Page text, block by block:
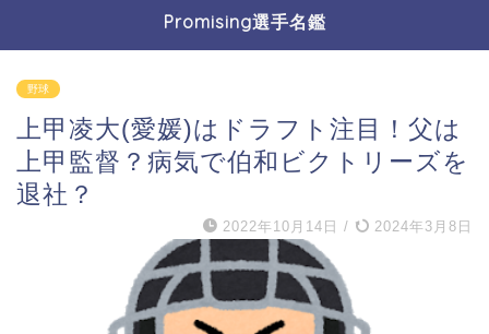
Promising選手名鑑
野球
上甲凌大(愛媛)はドラフト注目！父は
上甲監督？病気で伯和ビクトリーズを
退社？
2022年10月14日 / 2024年3月8日